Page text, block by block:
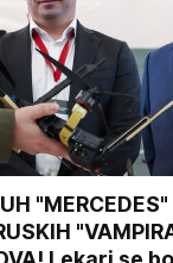
"MERCEDES"